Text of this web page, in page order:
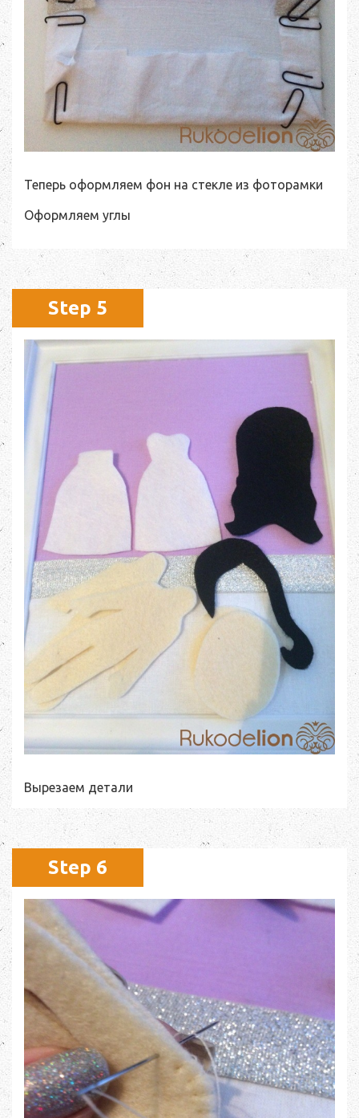
Теперь оформляем фон на стекле из фоторамки
Оформляем углы
Step 5
Вырезаем детали
Step 6